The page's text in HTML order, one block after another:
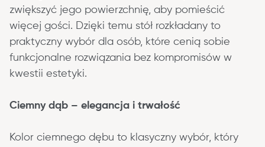
zwiększyć jego powierzchnię, aby pomieścić
więcej gości. Dzięki temu stół rozkładany to
praktyczny wybór dla osób, które cenią sobie
funkcjonalne rozwiązania bez kompromisów w
kwestii estetyki.
Ciemny dąb – elegancja i trwałość
Kolor ciemnego dębu to klasyczny wybór, który